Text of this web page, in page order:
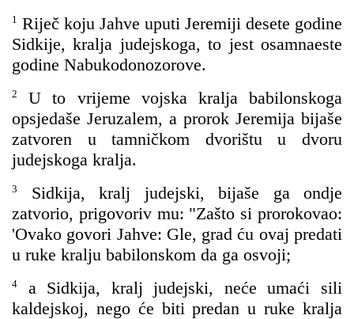
1 Riječ koju Jahve uputi Jeremiji desete godine
Sidkije, kralja judejskoga, to jest osamnaeste
godine Nabukodonozorove.
2
U to vrijeme vojska kralja babilonskoga
opsjedaše Jeruzalem, a prorok Jeremija bijaše
zatvoren u tamničkom dvorištu u dvoru
judejskoga kralja.
3
Sidkija, kralj judejski, bijaše ga ondje
zatvorio, prigovoriv mu: "Zašto si prorokovao:
'Ovako govori Jahve: Gle, grad ću ovaj predati
u ruke kralju babilonskom da ga osvoji;
4
a Sidkija, kralj judejski, neće umaći sili
kaldejskoj, nego će biti predan u ruke kralja